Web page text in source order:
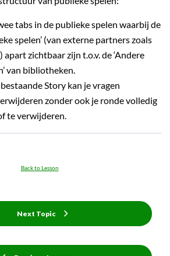
tabs in de publieke spelen waarbij de
spelen’ (van externe partners zoals
apart zichtbaar zijn t.o.v. de ‘Andere
van bibliotheken.
Story kan je vragen
zonder ook je ronde volledig
te verwijderen.
Back to Lesson
Next Topic